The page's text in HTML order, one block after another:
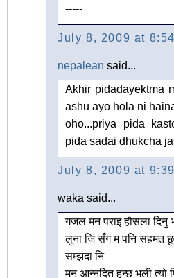
-----
July 8, 2009 at 8:54
nepalean said...
Akhir pidadayektma
ashu ayo hola ni
oho...priya pida
pida sadai dhukcha
July 8, 2009 at 9:39
waka said...
गजल मन पराइ हौसला दिनु
लुना जि सँग म पनि सहमत
सम्झदा नि
मन आन्नदित हुन्छ भली